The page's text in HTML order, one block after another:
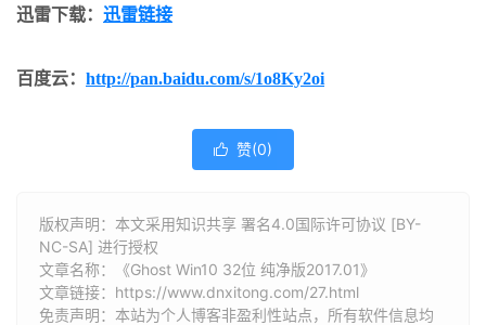
迅雷下载： 迅雷链接
百度云： http://pan.baidu.com/s/1o8Ky2oi
 赞(0)
版权声明：本文采用知识共享 署名4.0国际许可协议 [BY-
NC-SA] 进行授权
文章名称：《Ghost Win10 32位 纯净版2017.01》
文章链接： https://www.dnxitong.com/27.html
免责声明：本站为个人博客非盈利性站点，所有软件信息均